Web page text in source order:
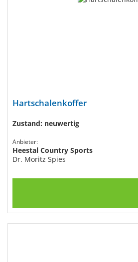
Hartschalenkoffer
Zustand: neuwertig
Anbieter:
Heestal Country Sports
Dr. Moritz Spies